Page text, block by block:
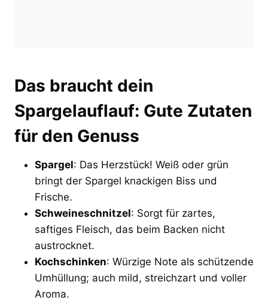
Das braucht dein
Spargelauflauf: Gute Zutaten
für den Genuss
Spargel: Das Herzstück! Weiß oder grün
bringt der Spargel knackigen Biss und
Frische.
Schweineschnitzel: Sorgt für zartes,
saftiges Fleisch, das beim Backen nicht
austrocknet.
Kochschinken: Würzige Note als schützende
Umhüllung; auch mild, streichzart und voller
Aroma.